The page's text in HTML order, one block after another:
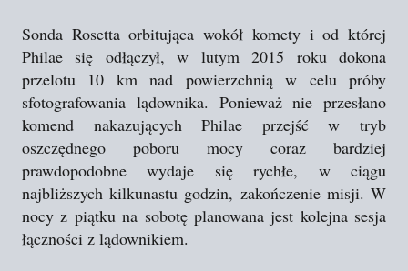
Sonda Rosetta orbitująca wokół komety i od której
Philae się odłączył, w lutym 2015 roku dokona
przelotu 10 km nad powierzchnią w celu próby
sfotografowania lądownika. Ponieważ nie przesłano
komend nakazujących Philae przejść w tryb
oszczędnego poboru mocy coraz bardziej
prawdopodobne wydaje się rychłe, w ciągu
najbliższych kilkunastu godzin, zakończenie misji. W
nocy z piątku na sobotę planowana jest kolejna sesja
łączności z lądownikiem.